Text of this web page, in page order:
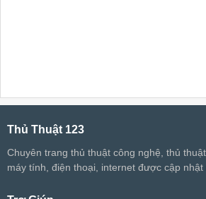
Thủ Thuật 123
Chuyên trang thủ thuật công nghệ, thủ
máy tính, điện thoại, internet được cập nhật